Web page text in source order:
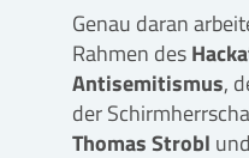
Genau daran
Rahmen des
Antisemitismus,
der
Thomas Strobl und